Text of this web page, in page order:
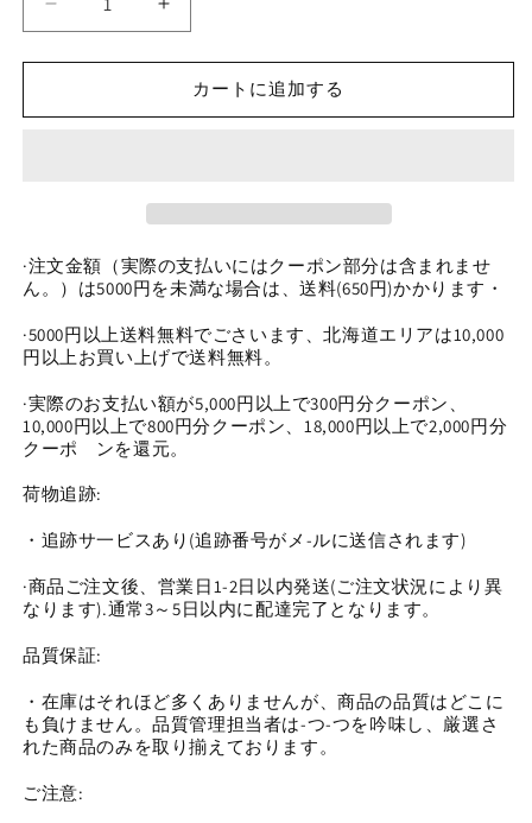
0
今
新
キ
ラ
キ
ラ
ミ
リ
(0612)
の
量
減
す
0
0
今
新
器
キ
ラ
キ
ラ
ミ
リ
(0612)
量
を
増
カートに追加する
·注文金額（実際の支払いにはクーポン部分は含まれませ
ん。）は5000円を未満な場合は、送料(650円)かかります・
·5000円以上送料無料でごさいます、北海道エリアは10,000
円以上お買い上げで送料無料。
·実際のお支払い額が5,000円以上で300円分クーポン、
10,000円以上で800円分クーポン、18,000円以上で2,000円分
クーポ゙ンを還元。
荷物追跡:
・追跡サ一ビスあり(追跡番号がメ-ルに送信されます)
·商品ご注文後、営業日1-2日以内発送(ご注文状況により異
なります).通常3～5日以内に配達完了となります。
品質保証:
・在庫はそれほど多くありませんが、商品の品質はどこに
も負けません。品質管理担当者は-つ-つを吟味し、厳選さ
れた商品のみを取り揃えております。
ご注意: